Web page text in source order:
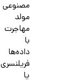
مصنوعی
مولد
مهاجرت
با
داده‌ها
فریلنسری
یا